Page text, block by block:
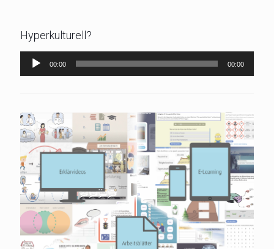
Hyperkulturell?
Audio-
Player
00:00 00:00